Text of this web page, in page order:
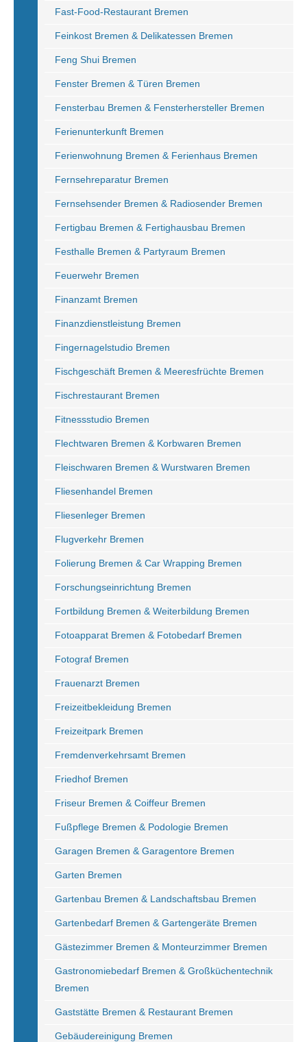
Fast-Food-Restaurant Bremen
Feinkost Bremen & Delikatessen Bremen
Feng Shui Bremen
Fenster Bremen & Türen Bremen
Fensterbau Bremen & Fensterhersteller Bremen
Ferienunterkunft Bremen
Ferienwohnung Bremen & Ferienhaus Bremen
Fernsehreparatur Bremen
Fernsehsender Bremen & Radiosender Bremen
Fertigbau Bremen & Fertighausbau Bremen
Festhalle Bremen & Partyraum Bremen
Feuerwehr Bremen
Finanzamt Bremen
Finanzdienstleistung Bremen
Fingernagelstudio Bremen
Fischgeschäft Bremen & Meeresfrüchte Bremen
Fischrestaurant Bremen
Fitnessstudio Bremen
Flechtwaren Bremen & Korbwaren Bremen
Fleischwaren Bremen & Wurstwaren Bremen
Fliesenhandel Bremen
Fliesenleger Bremen
Flugverkehr Bremen
Folierung Bremen & Car Wrapping Bremen
Forschungseinrichtung Bremen
Fortbildung Bremen & Weiterbildung Bremen
Fotoapparat Bremen & Fotobedarf Bremen
Fotograf Bremen
Frauenarzt Bremen
Freizeitbekleidung Bremen
Freizeitpark Bremen
Fremdenverkehrsamt Bremen
Friedhof Bremen
Friseur Bremen & Coiffeur Bremen
Fußpflege Bremen & Podologie Bremen
Garagen Bremen & Garagentore Bremen
Garten Bremen
Gartenbau Bremen & Landschaftsbau Bremen
Gartenbedarf Bremen & Gartengeräte Bremen
Gästezimmer Bremen & Monteurzimmer Bremen
Gastronomiebedarf Bremen & Großküchentechnik
Bremen
Gaststätte Bremen & Restaurant Bremen
Gebäudereinigung Bremen